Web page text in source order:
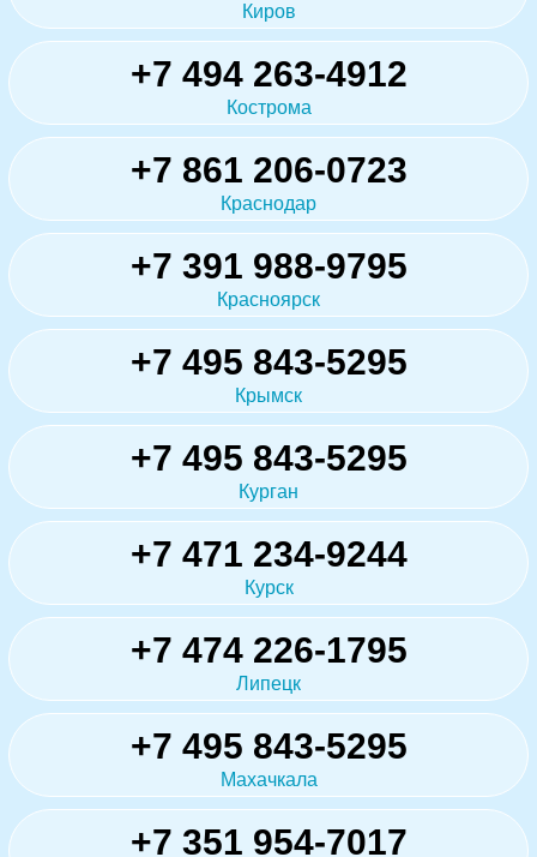
Киров
+7 494 263-4912
Кострома
+7 861 206-0723
Краснодар
+7 391 988-9795
Красноярск
+7 495 843-5295
Крымск
+7 495 843-5295
Курган
+7 471 234-9244
Курск
+7 474 226-1795
Липецк
+7 495 843-5295
Махачкала
+7 351 954-7017